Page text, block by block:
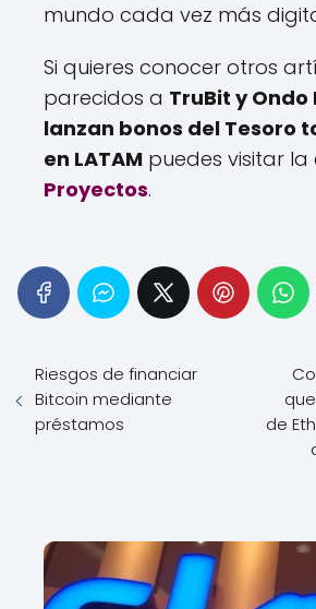
mundo cada vez más
Si quieres conocer otros
parecidos a TruBit y Ondo
lanzan bonos del Tesoro
en LATAM puedes visitar
Proyectos.
Riesgos de financiar
Bitcoin mediante
préstamos
de